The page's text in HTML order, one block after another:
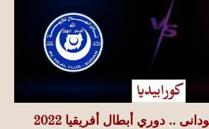
.. دوري أبطال أفريقيا 2022